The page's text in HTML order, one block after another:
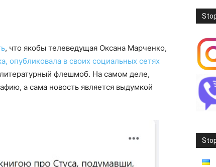
, что якобы телеведущая Оксана Марченко,
опубликовала в своих социальных сетях
флешмоб. На самом деле,
а сама новость является выдумкой